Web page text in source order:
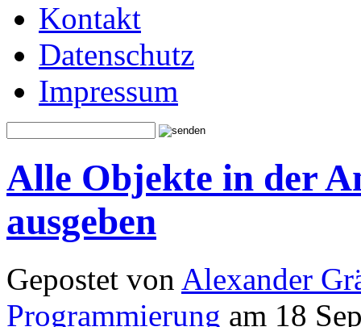
Kontakt
Datenschutz
Impressum
Alle Objekte in der
ausgeben
Gepostet von Alexander
Programmierung am 18